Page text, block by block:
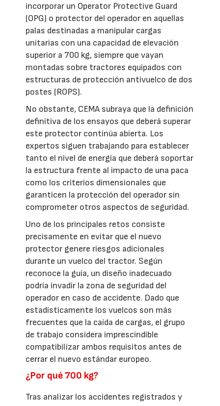
incorporar un Operator Protective Guard
(OPG) o protector del operador en aquellas
palas destinadas a manipular cargas
unitarias con una capacidad de elevación
superior a 700 kg, siempre que vayan
montadas sobre tractores equipados con
estructuras de protección antivuelco de dos
postes (ROPS).
No obstante, CEMA subraya que la definición
definitiva de los ensayos que deberá superar
este protector continúa abierta. Los
expertos siguen trabajando para establecer
tanto el nivel de energía que deberá soportar
la estructura frente al impacto de una paca
como los criterios dimensionales que
garanticen la protección del operador sin
comprometer otros aspectos de seguridad.
Uno de los principales retos consiste
precisamente en evitar que el nuevo
protector genere riesgos adicionales
durante un vuelco del tractor. Según
reconoce la guía, un diseño inadecuado
podría invadir la zona de seguridad del
operador en caso de accidente. Dado que
estadísticamente los vuelcos son más
frecuentes que la caída de cargas, el grupo
de trabajo considera imprescindible
compatibilizar ambos requisitos antes de
cerrar el nuevo estándar europeo.
¿Por qué 700 kg?
Tras analizar los accidentes registrados y